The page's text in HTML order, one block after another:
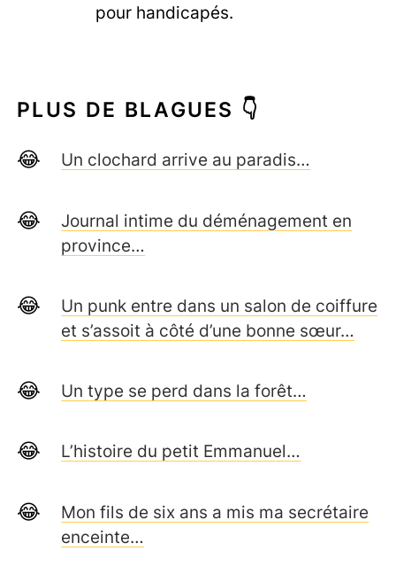
pour handicapés.
PLUS DE BLAGUES 👇
Un clochard arrive au paradis…
Journal intime du déménagement en
province…
Un punk entre dans un salon de coiffure
et s’assoit à côté d’une bonne sœur…
Un type se perd dans la forêt…
L’histoire du petit Emmanuel…
Mon fils de six ans a mis ma secrétaire
enceinte…